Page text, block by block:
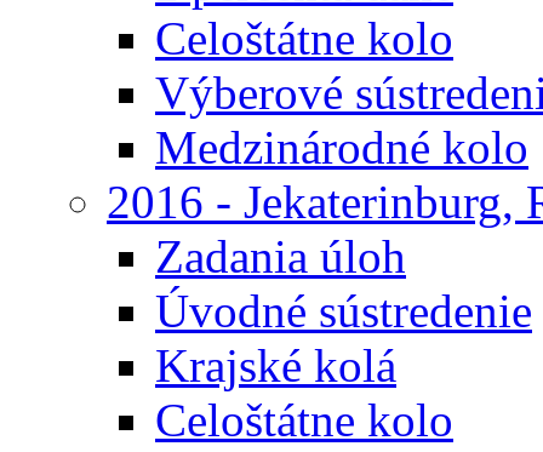
Celoštátne kolo
Výberové
Medzinárodné kolo
2016 - Jekaterinburg,
Zadania úloh
Úvodné sústredenie
Krajské kolá
Celoštátne kolo